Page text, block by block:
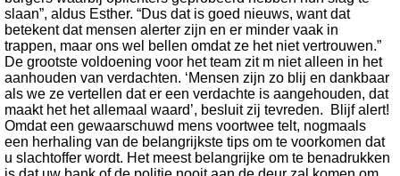
slaan”, aldus Esther. “Dus dat is goed nieuws, want dat
betekent dat mensen alerter zijn en er minder vaak in
trappen, maar ons wel bellen omdat ze het niet vertrouwen.”
De grootste voldoening voor het team zit m niet alleen in het
aanhouden van verdachten. ‘Mensen zijn zo blij en dankbaar
als we ze vertellen dat er een verdachte is aangehouden, dat
maakt het het allemaal waard’, besluit zij tevreden. Blijf alert!
Omdat een gewaarschuwd mens voortwee telt, nogmaals
een herhaling van de belangrijkste tips om te voorkomen dat
u slachtoffer wordt. Het meest belangrijke om te benadrukken